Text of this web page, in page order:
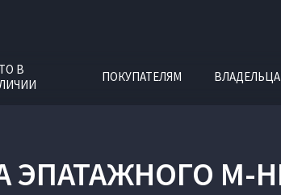
В
ПОКУПАТЕЛЯМ
M-